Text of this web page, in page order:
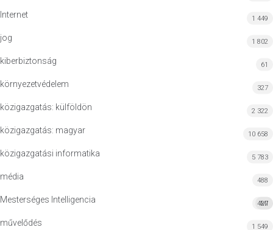
Internet 1 449
jog 1 802
kiberbiztonság 61
környezetvédelem 327
közigazgatás: külföldön 2 322
közigazgatás: magyar 10 658
közigazgatási informatika 5 783
média 488
Mesterséges Intelligencia MI
427
művelődés 1 549